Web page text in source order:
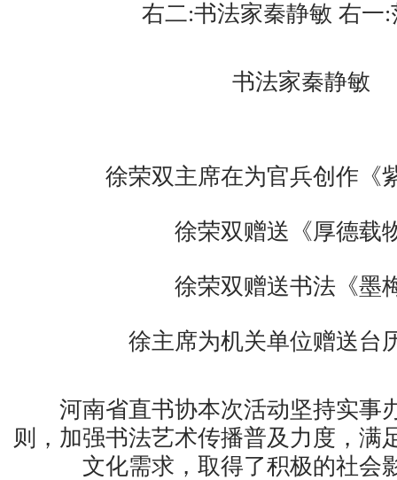
右二:书法家秦静敏 右一
书法家秦静敏
徐荣双主席在为官兵创作《
徐荣双赠送《厚德载
徐荣双赠送书法《墨
徐主席为机关单位赠送台
河南省直书协本次活动坚持实事
则，加强书法艺术传播普及力度，满
文化需求，取得了积极的社会